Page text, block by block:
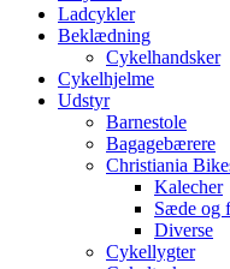
Ladcykler
Beklædning
Cykelhandsker
Cykelhjelme
Udstyr
Barnestole
Bagagebærere
Christiania
Kalecher
Sæde og
Diverse
Cykellygter